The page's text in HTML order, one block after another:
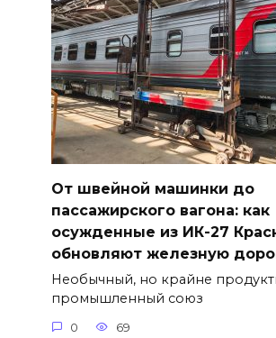
От швейной машинки до
пассажирского вагона: как
осужденные из ИК-27
обновляют железную
Необычный, но крайне
промышленный союз
0 69